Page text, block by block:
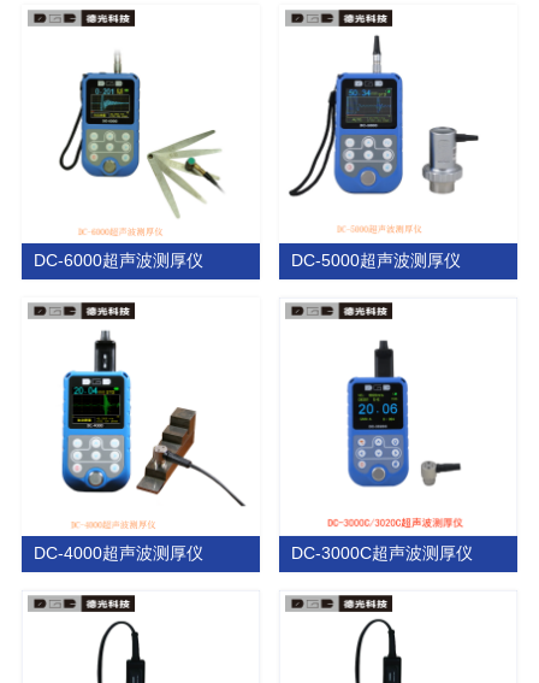
DC-6000超声波测厚仪 DC-5000超声波测厚仪
DC-4000超声波测厚仪 DC-3000C超声波测厚仪